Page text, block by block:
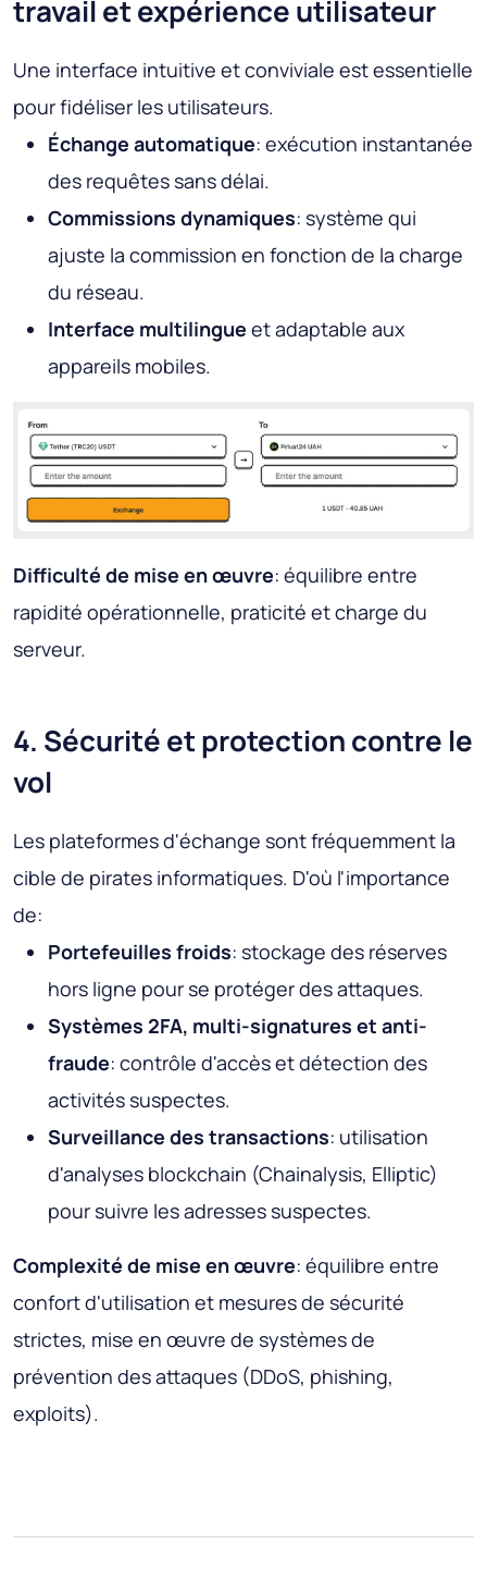
travail et expérience utilisateur
Une interface intuitive et conviviale est essentielle
pour fidéliser les utilisateurs.
Échange automatique: exécution instantanée
des requêtes sans délai.
Commissions dynamiques: système qui
ajuste la commission en fonction de la charge
du réseau.
Interface multilingue et adaptable aux
appareils mobiles.
Difficulté de mise en œuvre: équilibre entre
rapidité opérationnelle, praticité et charge du
serveur.
4. Sécurité et protection contre le
vol
Les plateformes d'échange sont fréquemment la
cible de pirates informatiques. D'où l'importance
de:
Portefeuilles froids: stockage des réserves
hors ligne pour se protéger des attaques.
Systèmes 2FA, multi-signatures et anti-
fraude: contrôle d'accès et détection des
activités suspectes.
Surveillance des transactions: utilisation
d'analyses blockchain (Chainalysis, Elliptic)
pour suivre les adresses suspectes.
Complexité de mise en œuvre: équilibre entre
confort d'utilisation et mesures de sécurité
strictes, mise en œuvre de systèmes de
prévention des attaques (DDoS, phishing,
exploits).